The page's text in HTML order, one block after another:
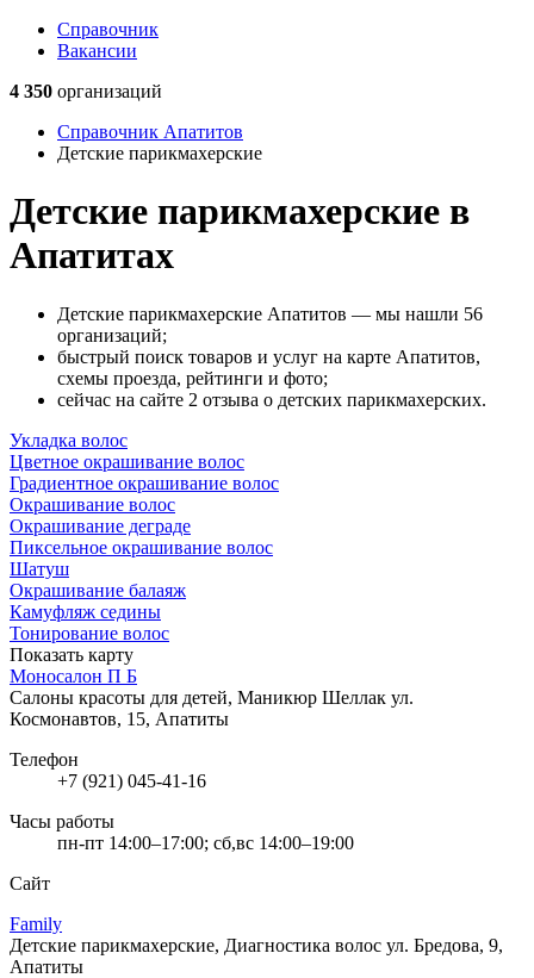
Справочник
Вакансии
4 350 организаций
Справочник Апатитов
Детские парикмахерские
Детские парикмахерские в
Апатитах
Детские парикмахерские Апатитов — мы нашли 56
организаций;
быстрый поиск товаров и услуг на карте Апатитов,
схемы проезда, рейтинги и фото;
сейчас на сайте 2 отзыва о детских парикмахерских.
Укладка волос
Цветное окрашивание волос
Градиентное окрашивание волос
Окрашивание волос
Окрашивание деграде
Пиксельное окрашивание волос
Шатуш
Окрашивание балаяж
Камуфляж седины
Тонирование волос
Показать карту
Моносалон П Б
Салоны красоты для детей, Маникюр Шеллак ул.
Космонавтов, 15, Апатиты
Телефон
+7 (921) 045-41-16
Часы работы
пн-пт 14:00–17:00; сб,вс 14:00–19:00
Сайт
Family
Детские парикмахерские, Диагностика волос ул. Бредова, 9,
Апатиты